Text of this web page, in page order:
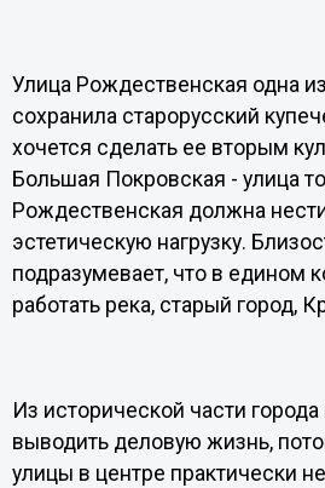
Улица Рождественская одна
сохранила старорусский
хочется сделать ее вторым
Большая Покровская - улица
Рождественская должна
эстетическую нагрузку.
подразумевает, что в едином
работать река, старый город,
Из исторической части
выводить деловую жизнь,
улицы в центре практически